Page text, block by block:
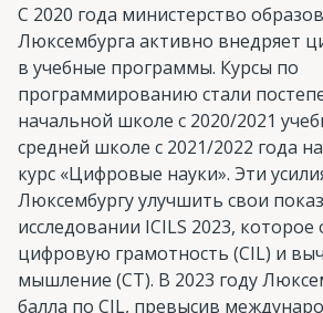
С 2020 года министерство
Люксембурга активно внедряет
в учебные программы. Курсы по
программированию стали
начальной школе с 2020/2021
средней школе с 2021/2022 года
курс «Цифровые науки». Эти
Люксембургу улучшить свои
исследовании ICILS 2023,
цифровую грамотность (CIL) и
мышление (CT). В 2023 году
балла по CIL, превысив